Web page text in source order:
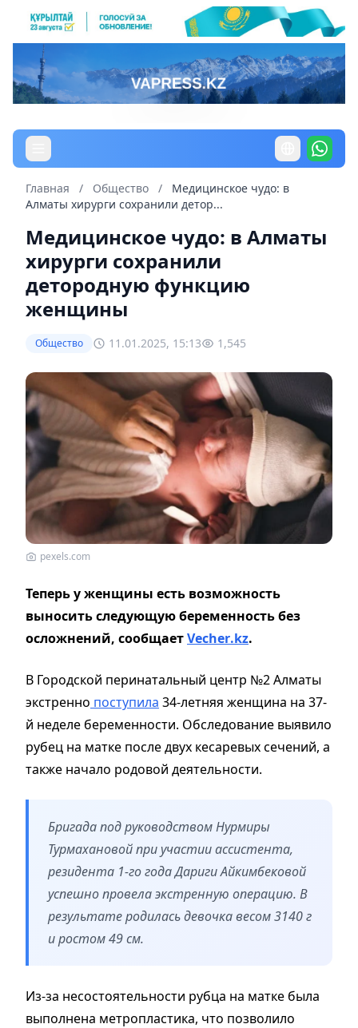
Главная / Общество /
Медицинское чудо: в
Алматы хирурги сохранили детор...
Медицинское чудо: в Алматы
хирурги сохранили
детородную функцию
женщины
Общество 11.01.2025, 15:13 1,545
pexels.com
Теперь у женщины есть возможность
выносить следующую беременность без
осложнений, сообщаетVecher.kz.
В Городской перинатальный центр №2 Алматы
экстренно поступила 34-летняя женщина на 37-
й неделе беременности. Обследование выявило
рубец на матке после двух кесаревых сечений, а
также начало родовой деятельности.
Бригада под руководством Нурмиры
Турмахановой при участии ассистента,
резидента 1-го года Дариги Айкимбековой
успешно провела экстренную операцию. В
результате родилась девочка весом 3140 г
и ростом 49 см.
Из-за несостоятельности рубца на матке была
выполнена метропластика, что позволило